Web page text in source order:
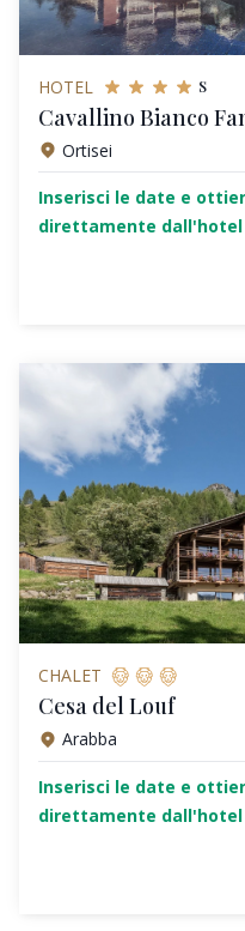
HOTEL s
Cavallino Bianco
Ortisei
Inserisci le date e
direttamente dall'hotel
CHALET
Cesa del Louf
Arabba
Inserisci le date e
direttamente dall'hotel